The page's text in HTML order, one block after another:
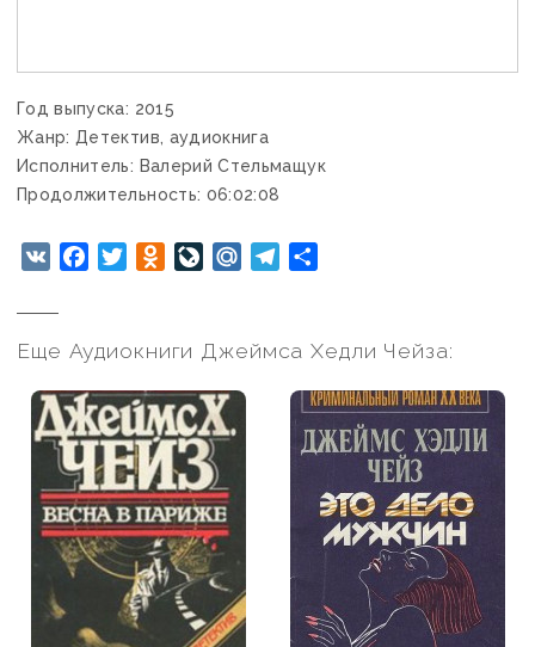
Год выпуска: 2015
Жанр: Детектив, аудиокнига
Исполнитель: Валерий Стельмащук
Продолжительность: 06:02:08
VK Facebook
TwitterOdnoklassniki
LiveJournal
Mail.RuTelegram
Еще Аудиокниги Джеймса Хедли Чейза: